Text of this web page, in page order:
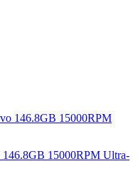
15000RPM Ultra-